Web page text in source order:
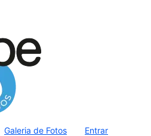
Galeria de Fotos Entrar